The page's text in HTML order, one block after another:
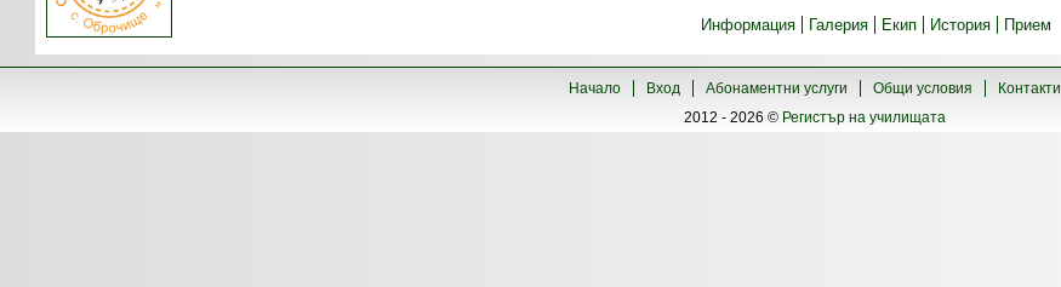
Информация
Галерия Екип История Прием
Начало Вход Абонаментни услуги Общи условия
Контакти
2012 - 2026 © Регистър на училищата